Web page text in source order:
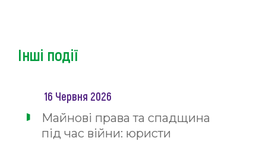
Інші події
16 Червня 2026
Майнові права та спадщина
під час війни: юристи